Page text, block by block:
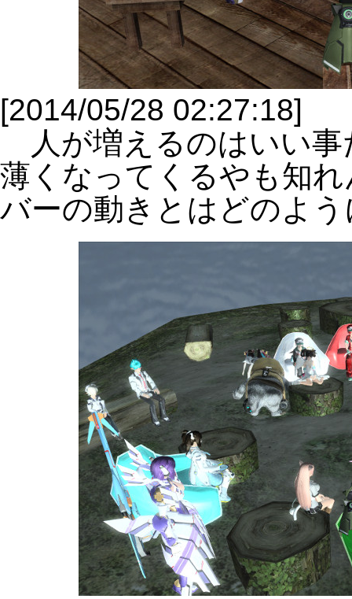
[2014/05/28 02:27:18]
人が増えるのはいい事
薄くなってくるやも知
バーの動きとはどのよ